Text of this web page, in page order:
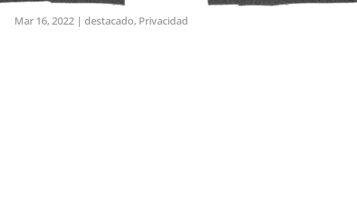
Mar 16, 2022| destacado, Privacidad